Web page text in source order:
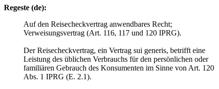
Regeste (de):
Auf den Reisecheckvertrag anwendbares Recht;
Verweisungsvertrag (Art. 116, 117 und 120 IPRG).
Der Reisecheckvertrag, ein Vertrag sui generis, betrifft eine
Leistung des üblichen Verbrauchs für den persönlichen oder
familiären Gebrauch des Konsumenten im Sinne von Art. 120
Abs. 1 IPRG (E. 2.1).